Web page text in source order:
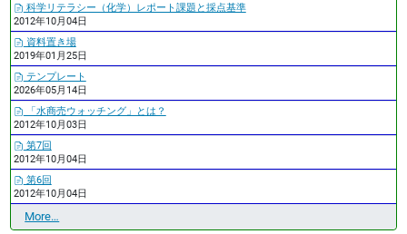
科学リテラシー（化学）レポート課題と採点基準
2012年10月04日
資料置き場
2019年01月25日
テンプレート
2026年05月14日
「水商売ウォッチング」とは？
2012年10月03日
第7回
2012年10月04日
第6回
2012年10月04日
最
More…